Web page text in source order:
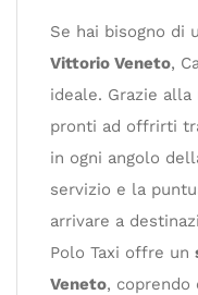
Se hai bisogno di
Vittorio Veneto,
ideale. Grazie
pronti ad offrirti
in ogni angolo
servizio e la
arrivare a
Polo Taxi offre un
Veneto, coprendo